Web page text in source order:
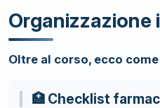
Organizzazione
Oltre al corso, ecco
🏥 Checklist